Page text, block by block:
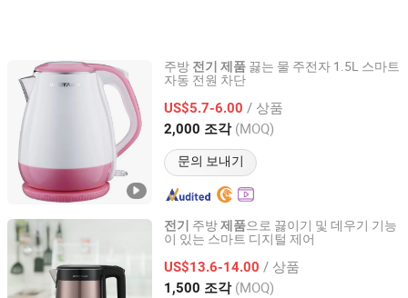
주방 전기 제품 끓는 물 주전자 1.5L 스마트
자동 전원 차단
US$5.7-6.00 / 상품
2,000 조각 (MOQ)
문의 보내기
Guangdong Woya Electrical Appliance Co., Ltd.
Guangdong, China 이후 2020
전기 주방제품으로 끓이기 및 데우기 기능
이 있는 스마트 디지털 제어
US$13.6-14.00 / 상품
1,500 조각 (MOQ)
Guangdong Woya Electrical Appliance Co., Ltd.
Guangdong, China 이후 2020